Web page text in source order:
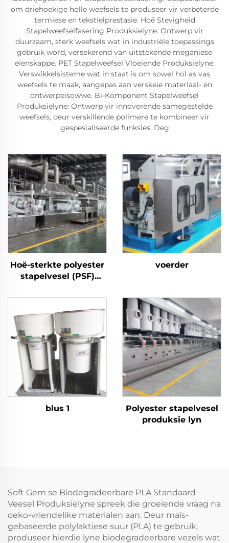
om driehoekige holle weefsels te produseer vir verbeterde
termiese en tekstielprestasie. Hoë Stevigheid
Stapelweefselfasering Produksielyne: Ontwerp vir
duurzaam, sterk weefsels wat in industriële toepassings
gebruik word, versekerend van uitstekende meganiese
eienskappe. PET Stapelweefsel Vloeiende Produksielyne:
Verswikkelsisteme wat in staat is om sowel hol as vas
weefsels te maak, aangepas aan verskeie materiaal- en
ontwerpeisowwe. Bi-Komponent Stapelweefsel
Produksielyne: Ontwerp vir innoverende samegestelde
weefsels, deur verskillende polimere te kombineer vir
gespesialiseerde funksies. Deg
Hoë-sterkte polyester
stapelvesel (PSF)
Soliede polyester
stapelvesel PSF maak
masjien
voerder
blus 1
Polyester stapelvesel
produksie lyn
Soft Gem se Biodegradeerbare PLA Standaard
Veesel Produksielyne spreek die groeiende vraag na
oeko-vriendelike materialen aan. Deur maïs-
gebaseerde polylaktiese suur (PLA) te gebruik,
produseer hierdie lyne biodegradeerbare vezels wat